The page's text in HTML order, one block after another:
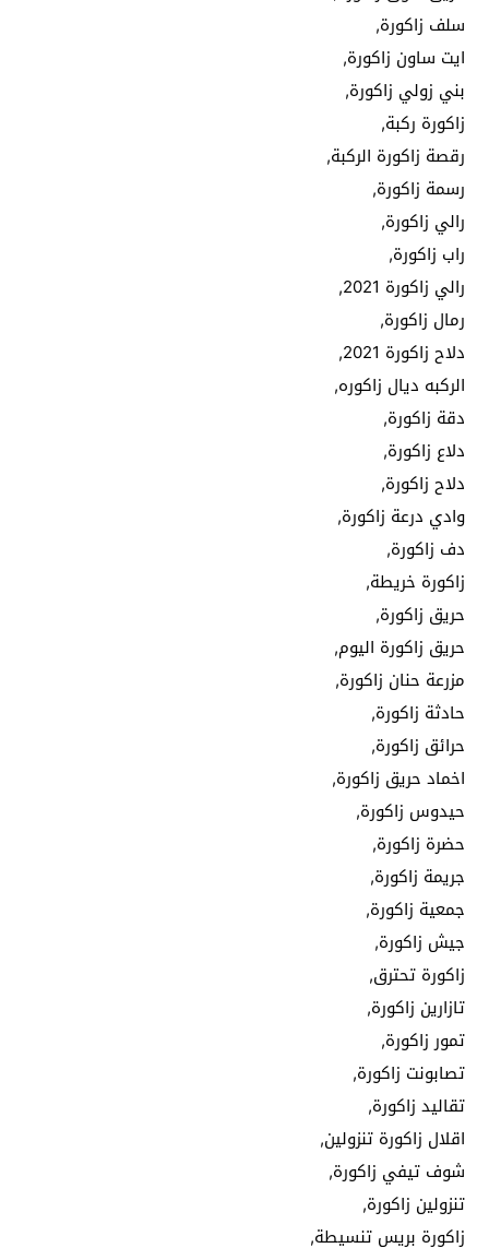
سلف زاكورة,
ايت ساون زاكورة,
بني زولي زاكورة,
زاكورة ركبة,
رقصة زاكورة الركبة,
رسمة زاكورة,
رالي زاكورة,
راب زاكورة,
رالي زاكورة 2021,
رمال زاكورة,
دلاح زاكورة 2021,
الركبه ديال زاكوره,
دقة زاكورة,
دلاع زاكورة,
دلاح زاكورة,
وادي درعة زاكورة,
دف زاكورة,
زاكورة خريطة,
حريق زاكورة,
حريق زاكورة اليوم,
مزرعة حنان زاكورة,
حادثة زاكورة,
حرائق زاكورة,
اخماد حريق زاكورة,
حيدوس زاكورة,
حضرة زاكورة,
جريمة زاكورة,
جمعية زاكورة,
جيش زاكورة,
زاكورة تحترق,
تازارين زاكورة,
تمور زاكورة,
تصابونت زاكورة,
تقاليد زاكورة,
اقلال زاكورة تنزولين,
شوف تيفي زاكورة,
تنزولين زاكورة,
زاكورة بريس تنسيطة,